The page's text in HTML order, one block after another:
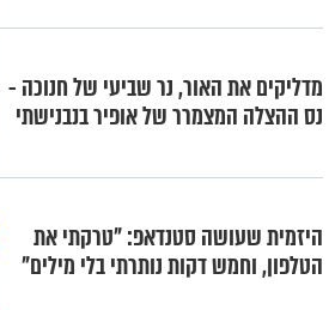
מדליקים את האור, נר שביעי של חנוכה -
נס ההצלה המצמרר של אופיר בנבנישתי
היזמית שעושה סטנדאפ: "טרקתי את
הטלפון, וחמש דקות נותרתי בלי מילים"